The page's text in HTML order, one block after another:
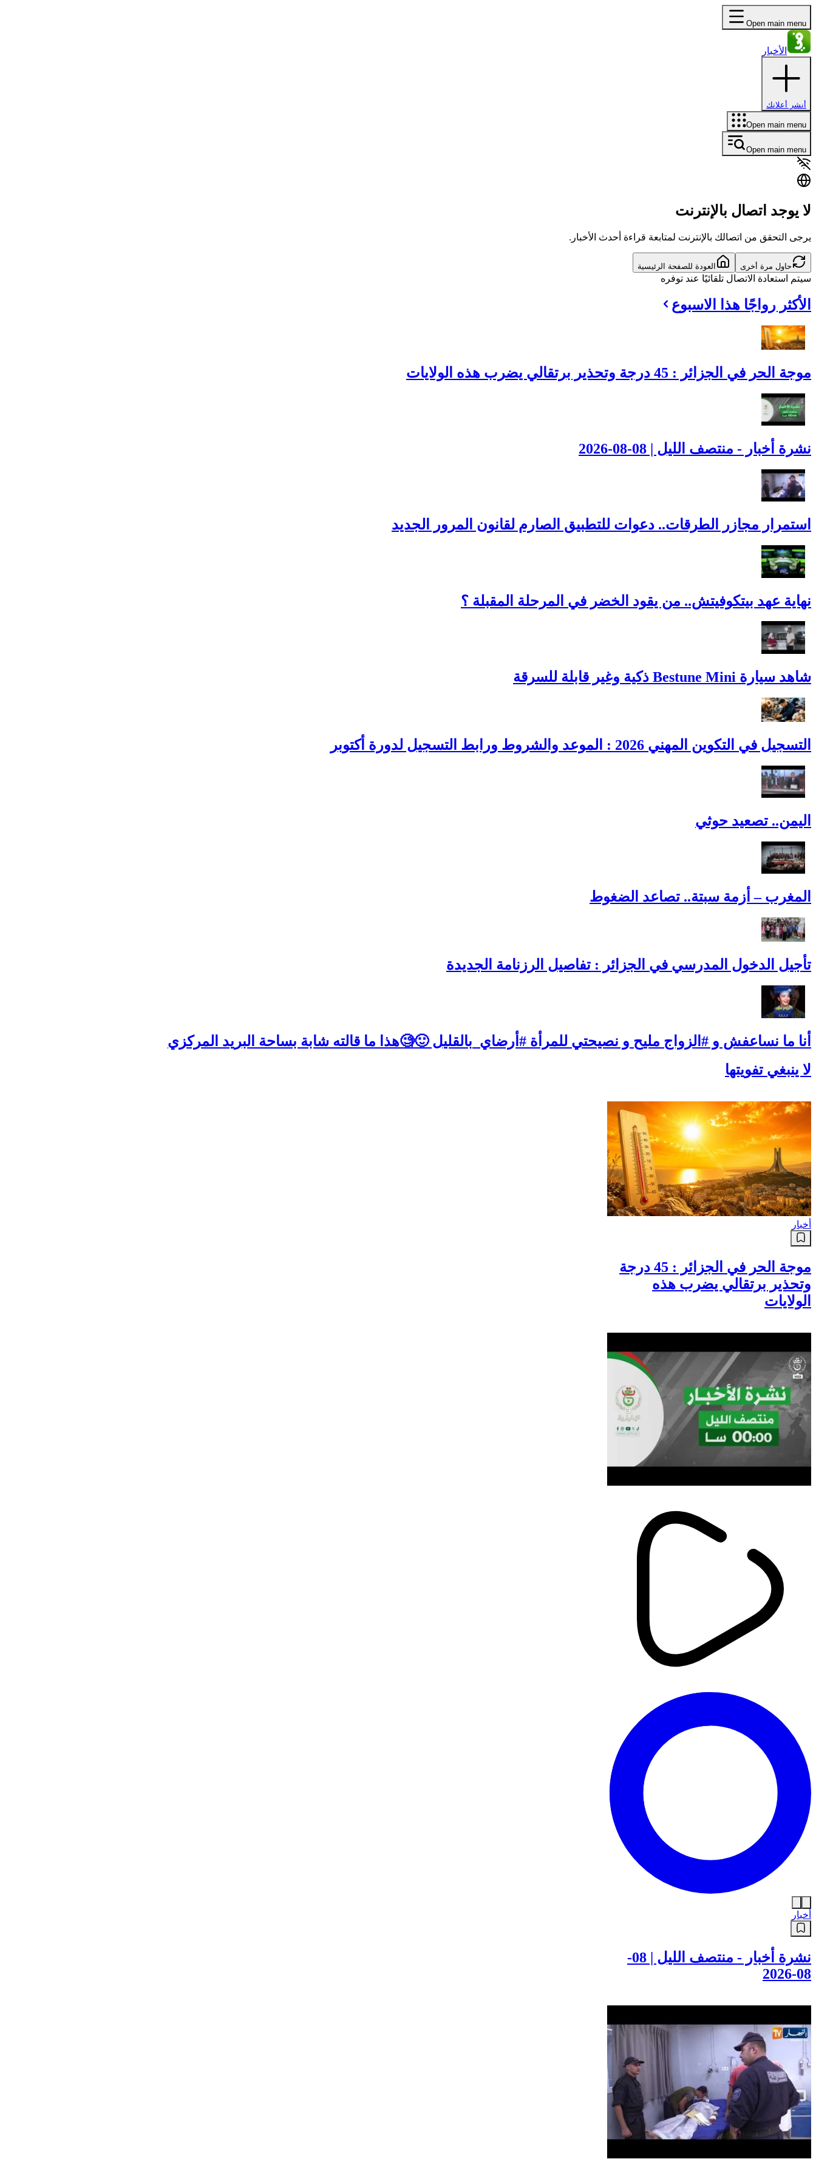
Open main menu
الأخبار
أنشر أعلانك
Open main menu
Open main menu
لا يوجد اتصال بالإنترنت
يرجى التحقق من اتصالك بالإنترنت لمتابعة قراءة أحدث الأخبار.
حاول مرة أخرى العودة للصفحة الرئيسية
سيتم استعادة الاتصال تلقائيًا عند توفره
الأكثر رواجًا هذا الاسبوع
موجة الحر في الجزائر : 45 درجة وتحذير برتقالي يضرب هذه الولايات
نشرة أخبار - منتصف الليل | 08-08-2026
استمرار مجازر الطرقات.. دعوات للتطبيق الصارم لقانون المرور الجديد
نهاية عهد بيتكوفيتش.. من يقود الخضر في المرحلة المقبلة ؟
شاهد سيارة Bestune Mini ذكية وغير قابلة للسرقة
التسجيل في التكوين المهني 2026 : الموعد والشروط ورابط التسجيل لدورة أكتوبر
اليمن.. تصعيد حوثي
المغرب – أزمة سبتة.. تصاعد الضغوط
تأجيل الدخول المدرسي في الجزائر : تفاصيل الرزنامة الجديدة
أنا ما نساعفش و #الزواج مليح و نصيحتي للمرأة #أرضاي_بالقليل 🙂🧐هذا ما قالته شابة بساحة البريد المركزي
لا ينبغي تفويتها
أخبار
موجة الحر في الجزائر : 45 درجة
وتحذير برتقالي يضرب هذه
الولايات
أخبار
نشرة أخبار - منتصف الليل | 08-
08-2026